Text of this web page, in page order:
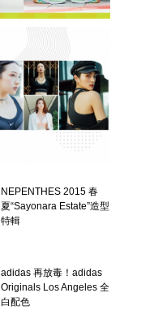
NEPENTHES 2015 春
夏“Sayonara Estate”造型
特輯
adidas 再放毒！adidas
Originals Los Angeles 全
白配色